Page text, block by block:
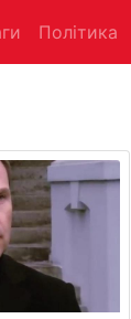
Політика